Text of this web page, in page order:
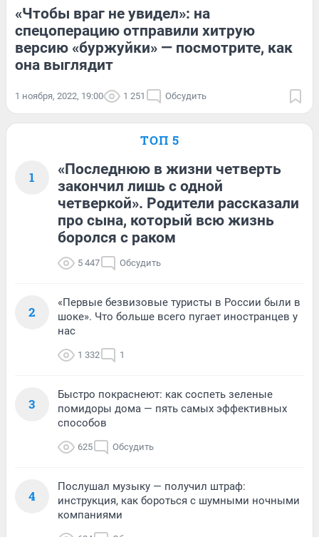
«Чтобы враг не увидел»: на
спецоперацию отправили хитрую
версию «буржуйки» — посмотрите, как
она выглядит
1 ноября, 2022, 19:00 1 251 Обсудить
ТОП 5
1
«Последнюю в жизни четверть
закончил лишь с одной
четверкой». Родители рассказали
про сына, который всю жизнь
боролся с раком
5 447 Обсудить
2
«Первые безвизовые туристы в России были в
шоке». Что больше всего пугает иностранцев у
нас
1 332 1
3
Быстро покраснеют: как соспеть зеленые
помидоры дома — пять самых эффективных
способов
625 Обсудить
4
Послушал музыку — получил штраф:
инструкция, как бороться с шумными ночными
компаниями